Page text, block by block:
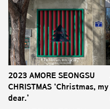
2023 AMORE SEONGSU
CHRISTMAS ‘Christmas, my
dear.’